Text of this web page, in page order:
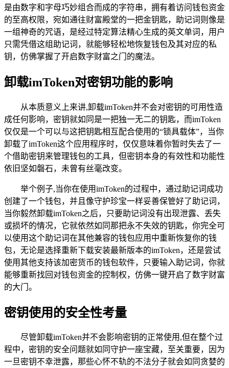
是由数字和字母巧妙组合而成的字符串，拥有着访问钱包资金
的至高权限，宛如通往财富殿堂的一把金钥匙，助记词则像是
一组神奇的咒语，是经过特定算法精心生成的英文单词，用户
只需凭借这组助记词，就能够轻松地恢复钱包及其对应的私
钥，仿佛掌握了开启数字财富之门的魔法。
卸载imToken对密钥功能的影响
从本质意义上来讲,卸载imToken并不会对密钥的可用性造
成任何影响，密钥就如同是一把独一无二的钥匙，而imToken
仅仅是一个可以与这把钥匙相互配合使用的“锁具载体”，当你
卸载了imToken这个应用程序时，仅仅意味着你暂时失去了一
个借助密钥来管理钱包的工具，但密钥本身的有效性和功能性
依旧坚如磐石，未曾有丝毫改变。
举个例子,当你在使用imToken的过程中，通过助记词成功
创建了一个钱包，并且像守护珍宝一样妥善保管好了助记词，
当你毅然卸载imToken之后，只要助记词没有出现泄露、丢失
或损坏的情况，它就依然如同那把永不失效的钥匙，你完全可
以使用这个助记词在其他兼容的钱包应用中重新恢复你的钱
包，无论是选择重新下载安装最新版本的imToken，还是尝试
使用其他支持该加密货币的钱包软件，只要输入助记词，你就
能够重新找回对钱包资金的控制权，仿佛一键开启了数字财富
的大门。
密钥使用的安全性考量
尽管卸载imToken并不会影响密钥的正常使用,但在整个过
程中，密钥的安全问题就如同守护一座宝藏，至关重要，因为
一旦密钥不幸泄露，那些心怀不轨的不法分子就会如同贪婪的